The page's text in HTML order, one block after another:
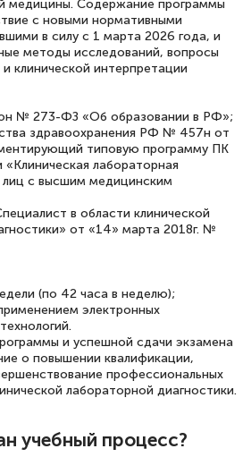
5 уровня
2026
за курс
"Эксперт ЕГЭ по
и литературе". Много
помогли
к тестированию. Это
рекомендации,
на подготовку
помогает пройти
Спасибо!
2 уровня
медицины. Содержание программы
с новыми нормативными
в силу с 1 марта 2026 года, и
методы исследований, вопросы
клинической интерпретации
№ 273-ФЗ «Об образовании в РФ»;
здравоохранения РФ № 457н от
типовую программу ПК
лабораторная
лиц с высшим медицинским
в области клинической
от «14» марта 2018г. №
(по 42 часа в неделю);
электронных
и успешной сдачи экзамена
о повышении квалификации,
профессиональных
лабораторной диагностики.
учебный процесс?